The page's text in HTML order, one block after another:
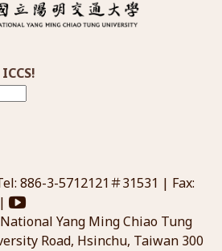
886-3-5712121＃31531 | Fax:
|
Yang Ming Chiao Tung
Road, Hsinchu, Taiwan 300